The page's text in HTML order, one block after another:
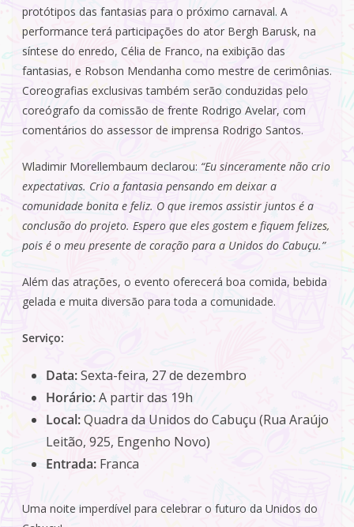
protótipos das fantasias para o próximo carnaval. A
performance terá participações do ator Bergh Barusk, na
síntese do enredo, Célia de Franco, na exibição das
fantasias, e Robson Mendanha como mestre de cerimônias.
Coreografias exclusivas também serão conduzidas pelo
coreógrafo da comissão de frente Rodrigo Avelar, com
comentários do assessor de imprensa Rodrigo Santos.
Wladimir Morellembaum declarou: “Eu sinceramente não crio
expectativas. Crio a fantasia pensando em deixar a
comunidade bonita e feliz. O que iremos assistir juntos é a
conclusão do projeto. Espero que eles gostem e fiquem felizes,
pois é o meu presente de coração para a Unidos do Cabuçu.”
Além das atrações, o evento oferecerá boa comida, bebida
gelada e muita diversão para toda a comunidade.
Serviço:
Data:Sexta-feira, 27 de dezembro
Horário:A partir das 19h
Local:Quadra da Unidos do Cabuçu (Rua Araújo
Leitão, 925, Engenho Novo)
Entrada: Franca
Uma noite imperdível para celebrar o futuro da Unidos do